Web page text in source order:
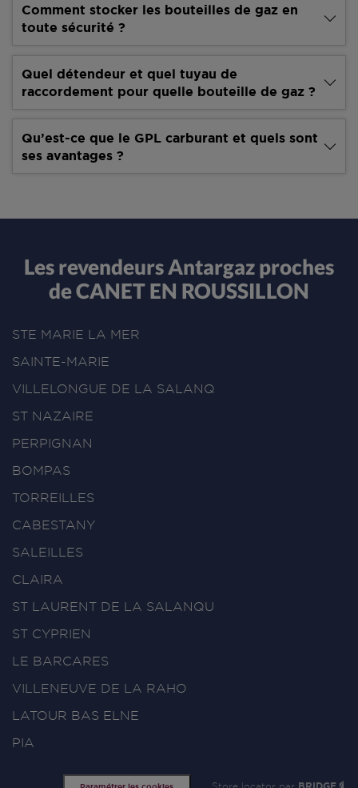
Comment stocker les bouteilles de gaz en
toute sécurité ?
Quel détendeur et quel tuyau de
raccordement pour quelle bouteille de gaz ?
Qu’est-ce que le GPL carburant et quels sont
ses avantages ?
Les revendeurs Antargaz proches
de CANET EN ROUSSILLON
STE MARIE LA MER
SAINTE-MARIE
VILLELONGUE DE LA SALANQ
ST NAZAIRE
PERPIGNAN
BOMPAS
TORREILLES
CABESTANY
SALEILLES
CLAIRA
ST LAURENT DE LA SALANQU
ST CYPRIEN
LE BARCARES
VILLENEUVE DE LA RAHO
LATOUR BAS ELNE
PIA
Store locator par BRIDGE